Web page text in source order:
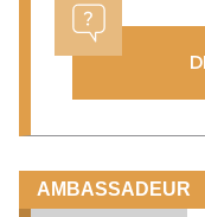
AMBASSADEUR